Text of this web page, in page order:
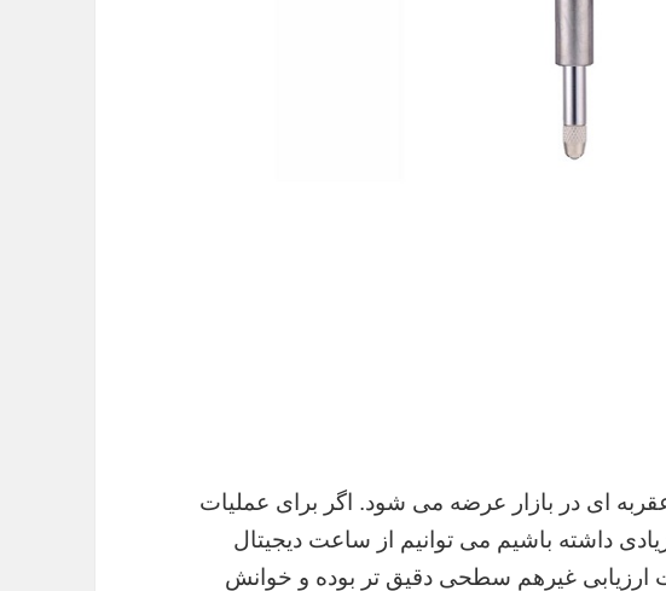
ای در بازار عرضه می شود. اگر برای عملیات
داشته باشیم می توانیم از ساعت دیجیتال
ارزیابی غیرهم سطحی دقیق تر بوده و خوانش